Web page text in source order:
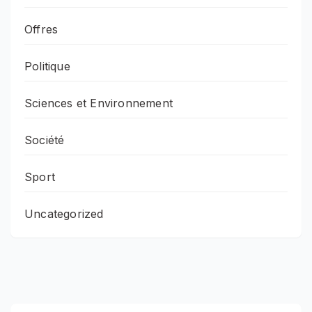
Offres
Politique
Sciences et Environnement
Société
Sport
Uncategorized